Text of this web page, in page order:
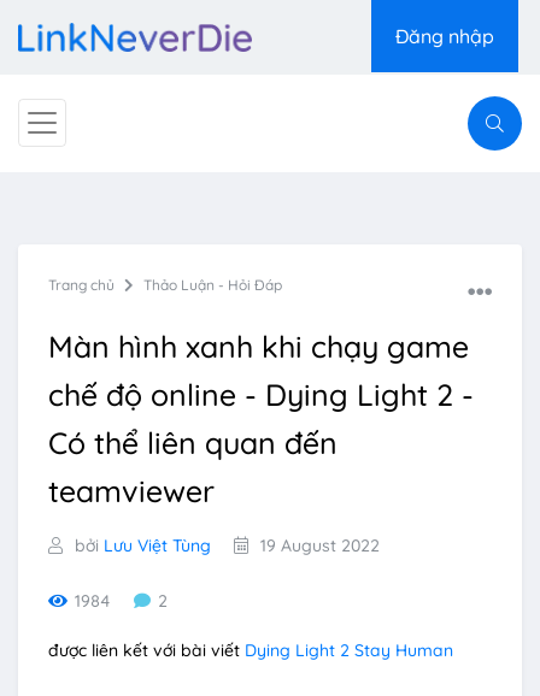
Đăng nhập
Trang chủ Thảo Luận - Hỏi Đáp
Màn hình xanh khi chạy game
chế độ online - Dying Light 2 -
Có thể liên quan đến
teamviewer
bởi Lưu Việt Tùng 19 August 2022
1984 2
được liên kết với bài viết Dying Light 2 Stay Human